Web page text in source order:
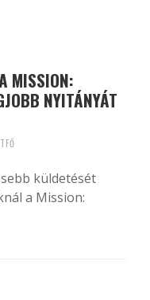
MISSION:
NYITÁNYÁT
küldetését
a Mission: